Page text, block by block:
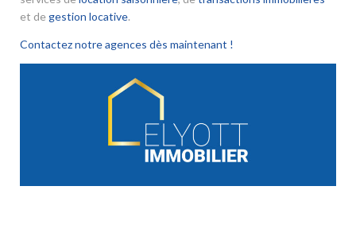
et de gestion locative.
Contactez notre agences dès maintenant !